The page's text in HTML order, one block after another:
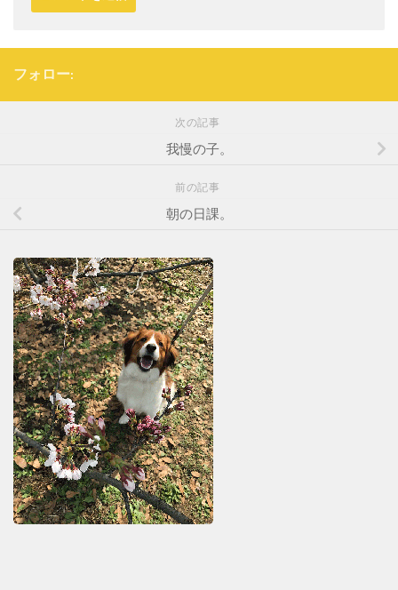
フォロー:
次の記事
我慢の子。
前の記事
朝の日課。